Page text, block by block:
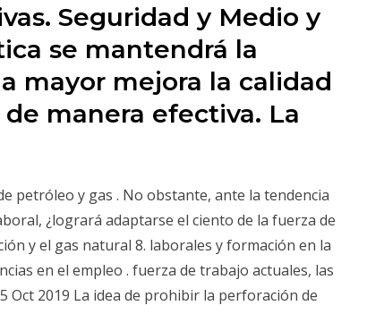
Seguridad y Medio y
se mantendrá la
mayor mejora la calidad
manera efectiva. La
petróleo y gas . No obstante, ante la tendencia
¿logrará adaptarse el ciento de la fuerza de
y el gas natural 8. laborales y formación en la
en el empleo . fuerza de trabajo actuales, las
Oct 2019 La idea de prohibir la perforación de